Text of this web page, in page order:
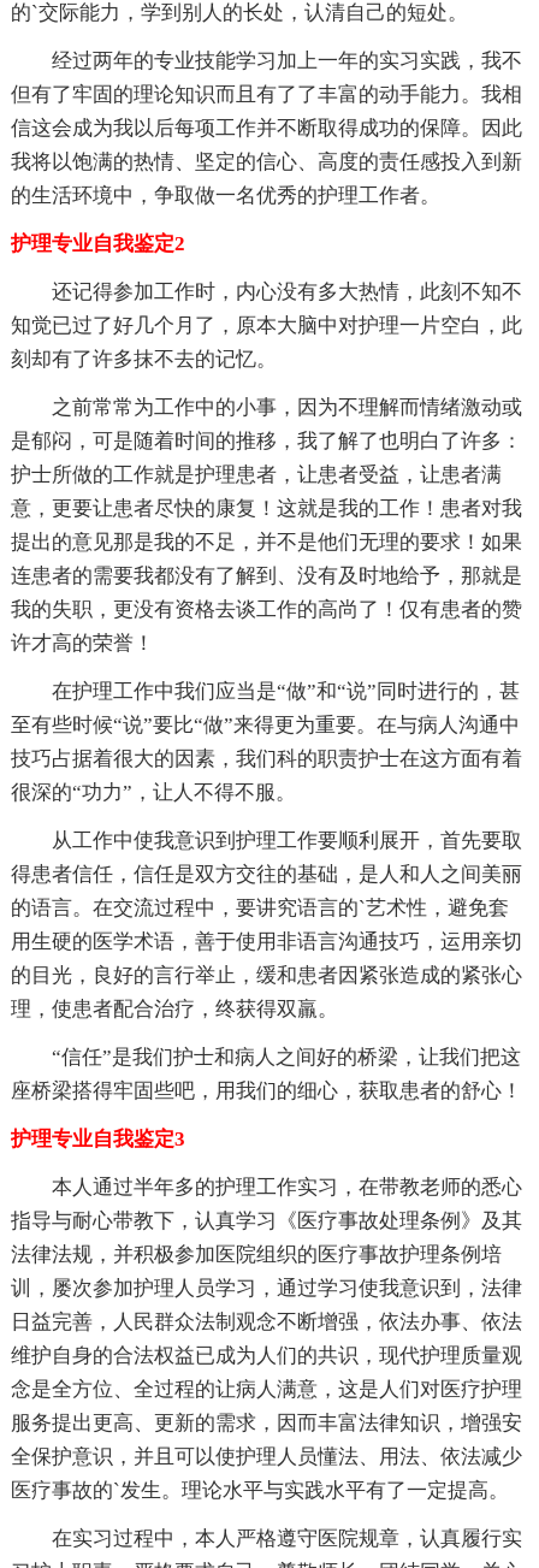
的`交际能力，学到别人的长处，认清自己的短处。
经过两年的专业技能学习加上一年的实习实践，我不
但有了牢固的理论知识而且有了了丰富的动手能力。我相
信这会成为我以后每项工作并不断取得成功的保障。因此
我将以饱满的热情、坚定的信心、高度的责任感投入到新
的生活环境中，争取做一名优秀的护理工作者。
护理专业自我鉴定2
还记得参加工作时，内心没有多大热情，此刻不知不
知觉已过了好几个月了，原本大脑中对护理一片空白，此
刻却有了许多抹不去的记忆。
之前常常为工作中的小事，因为不理解而情绪激动或
是郁闷，可是随着时间的推移，我了解了也明白了许多：
护士所做的工作就是护理患者，让患者受益，让患者满
意，更要让患者尽快的康复！这就是我的工作！患者对我
提出的意见那是我的不足，并不是他们无理的要求！如果
连患者的需要我都没有了解到、没有及时地给予，那就是
我的失职，更没有资格去谈工作的高尚了！仅有患者的赞
许才高的荣誉！
在护理工作中我们应当是“做”和“说”同时进行的，甚
至有些时候“说”要比“做”来得更为重要。在与病人沟通中
技巧占据着很大的因素，我们科的职责护士在这方面有着
很深的“功力”，让人不得不服。
从工作中使我意识到护理工作要顺利展开，首先要取
得患者信任，信任是双方交往的基础，是人和人之间美丽
的语言。在交流过程中，要讲究语言的`艺术性，避免套
用生硬的医学术语，善于使用非语言沟通技巧，运用亲切
的目光，良好的言行举止，缓和患者因紧张造成的紧张心
理，使患者配合治疗，终获得双羸。
“信任”是我们护士和病人之间好的桥梁，让我们把这
座桥梁搭得牢固些吧，用我们的细心，获取患者的舒心！
护理专业自我鉴定3
本人通过半年多的护理工作实习，在带教老师的悉心
指导与耐心带教下，认真学习《医疗事故处理条例》及其
法律法规，并积极参加医院组织的医疗事故护理条例培
训，屡次参加护理人员学习，通过学习使我意识到，法律
日益完善，人民群众法制观念不断增强，依法办事、依法
维护自身的合法权益已成为人们的共识，现代护理质量观
念是全方位、全过程的让病人满意，这是人们对医疗护理
服务提出更高、更新的需求，因而丰富法律知识，增强安
全保护意识，并且可以使护理人员懂法、用法、依法减少
医疗事故的`发生。理论水平与实践水平有了一定提高。
在实习过程中，本人严格遵守医院规章，认真履行实